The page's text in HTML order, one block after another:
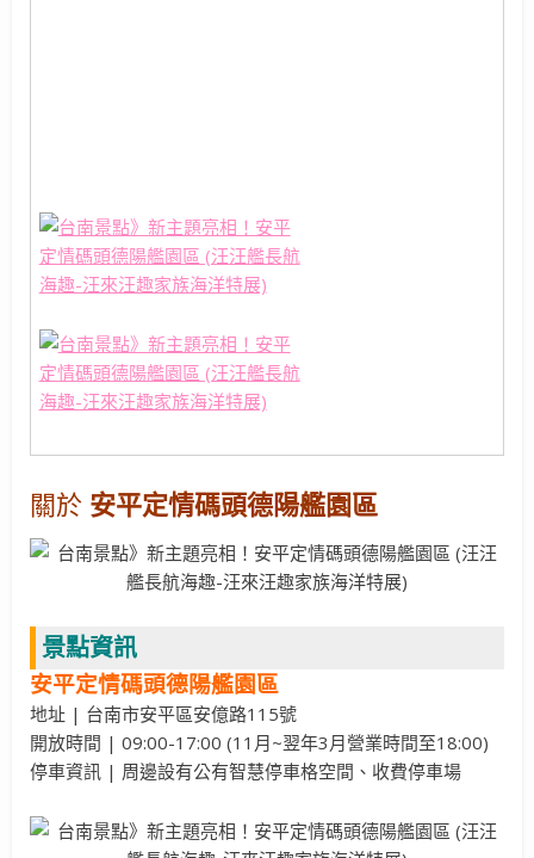
關於 安平定情碼頭德陽艦園區
景點資訊
安平定情碼頭德陽艦園區
地址 | 台南市安平區安億路115號
開放時間 | 09:00-17:00 (11月~翌年3月營業時間至18:00)
停車資訊 | 周邊設有公有智慧停車格空間、收費停車場